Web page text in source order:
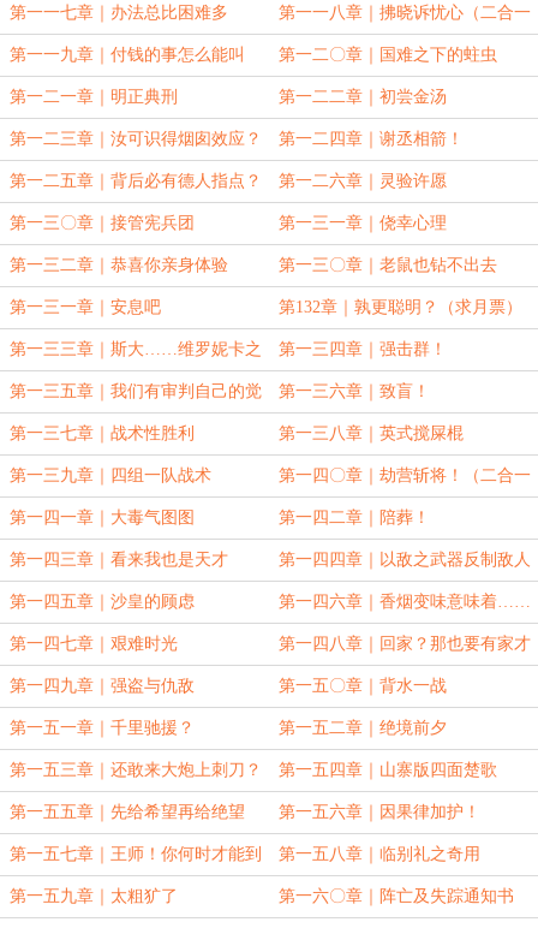
志更高贵？
第一一七章｜办法总比困难多 第一一八章｜拂晓诉忧心（二合一
大章）
第一一九章｜付钱的事怎么能叫
抢？
第一二〇章｜国难之下的蛀虫
第一二一章｜明正典刑 第一二二章｜初尝金汤
第一二三章｜汝可识得烟囱效应？
（合二为一大章畅爽）
第一二四章｜谢丞相箭！
第一二五章｜背后必有德人指点？ 第一二六章｜灵验许愿
第一三〇章｜接管宪兵团 第一三一章｜侥幸心理
第一三二章｜恭喜你亲身体验 第一三〇章｜老鼠也钻不出去
第一三一章｜安息吧 第132章｜孰更聪明？（求月票）
第一三三章｜斯大……维罗妮卡之
锤！
第一三四章｜强击群！
第一三五章｜我们有审判自己的觉
悟！
第一三六章｜致盲！
第一三七章｜战术性胜利 第一三八章｜英式搅屎棍
第一三九章｜四组一队战术 第一四〇章｜劫营斩将！（二合一
大章）
第一四一章｜大毒气图图 第一四二章｜陪葬！
第一四三章｜看来我也是天才 第一四四章｜以敌之武器反制敌人
第一四五章｜沙皇的顾虑 第一四六章｜香烟变味意味着……
第一四七章｜艰难时光 第一四八章｜回家？那也要有家才
行（二合一大章）
第一四九章｜强盗与仇敌 第一五〇章｜背水一战
第一五一章｜千里驰援？ 第一五二章｜绝境前夕
第一五三章｜还敢来大炮上刺刀？ 第一五四章｜山寨版四面楚歌
第一五五章｜先给希望再给绝望 第一五六章｜因果律加护！
第一五七章｜王师！你何时才能到
来？
第一五八章｜临别礼之奇用
第一五九章｜太粗犷了 第一六〇章｜阵亡及失踪通知书